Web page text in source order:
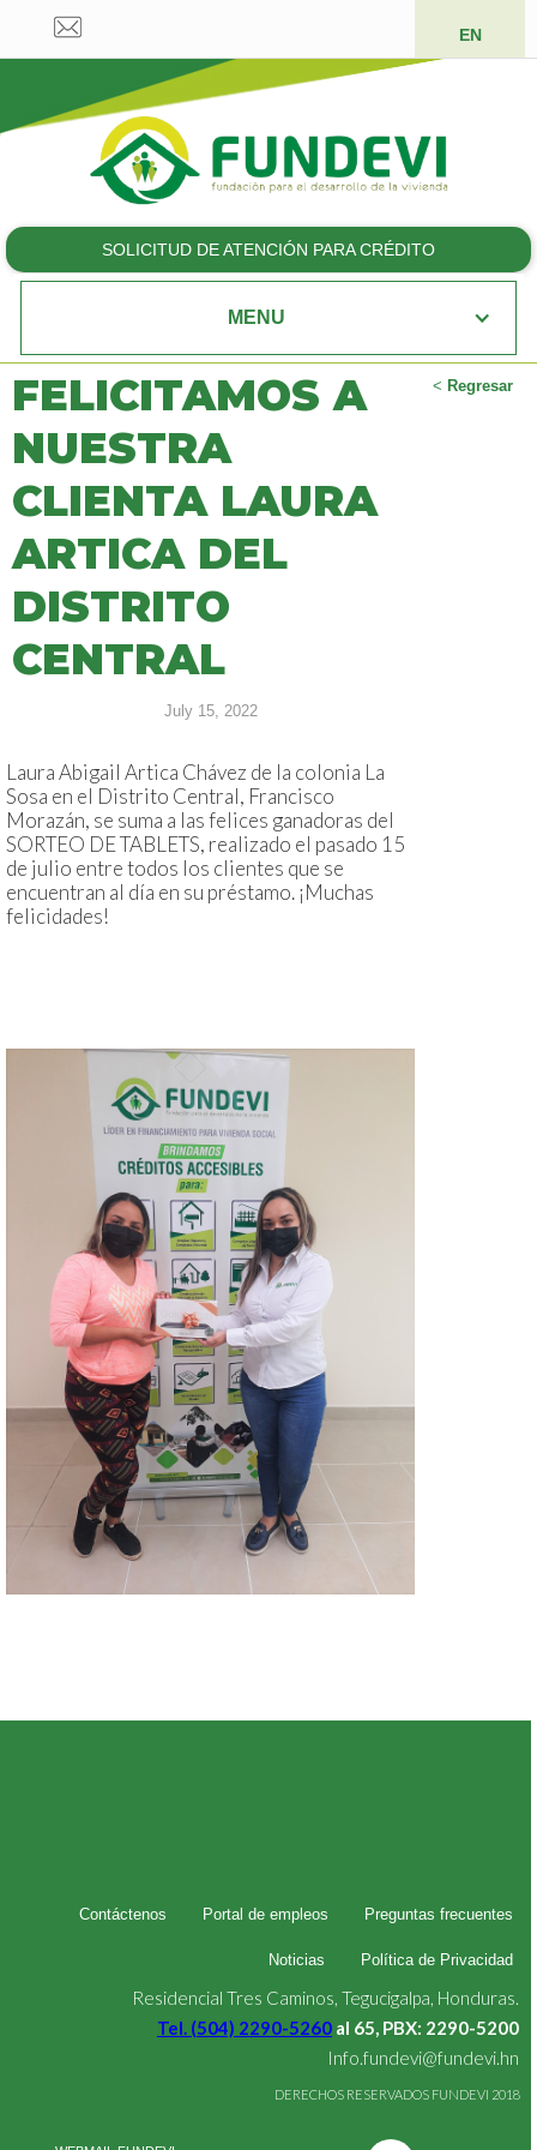
EN
SOLICITUD DE ATENCIÓN PARA CRÉDITO
MENU
< Regresar
FELICITAMOS A
NUESTRA
CLIENTA LAURA
ARTICA DEL
DISTRITO
CENTRAL
July 15, 2022
Laura Abigail Artica Chávez de la colonia La
Sosa en el Distrito Central, Francisco
Morazán, se suma a las felices ganadoras del
SORTEO DE TABLETS, realizado el pasado 15
de julio entre todos los clientes que se
encuentran al día en su préstamo. ¡Muchas
felicidades!
Contáctenos Portal de empleos Preguntas frecuentes
Noticias Política de Privacidad
Residencial Tres Caminos, Tegucigalpa, Honduras.
Tel. (504) 2290-5260 al 65, PBX: 2290-5200
Info.fundevi@fundevi.hn
DERECHOS RESERVADOS FUNDEVI 2018